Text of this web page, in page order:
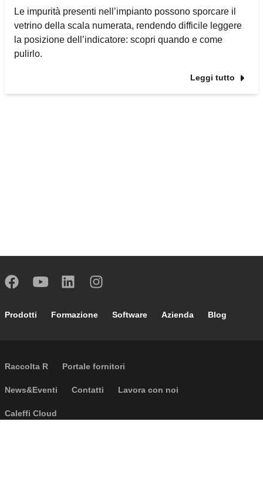
Le impurità presenti nell’impianto possono sporcare il
vetrino della scala numerata, rendendo difficile leggere
la posizione dell’indicatore: scopri quando e come
pulirlo.
Leggi tutto
Footer main navigation
Prodotti Formazione Software Azienda Blog
External links
Raccolta R Portale fornitori
Footer secondary navigation
News&Eventi Contatti Lavora con noi
Caleffi Cloud